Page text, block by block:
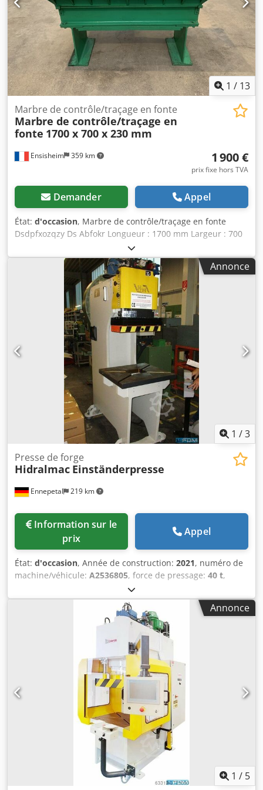
1 / 13
Ensisheim 359 km
Marbre de contrôle/traçage en fonte
Marbre de contrôle/traçage en
fonte 1700 x 700 x 230 mm
1 900 €
prix fixe hors TVA
Demander Appel
État: d'occasion, Marbre de contrôle/traçage en fonte
Dsdpfxozqzy Ds Abfokr Longueur : 1700 mm Largeur : 700
mm Epaisseur : 230 mm Hauteur sur pieds : 940 mm Poids
: 0,8 T
Annonce
1 /3
Ennepetal 219 km
Presse de forge
Hidralmac Einständerpresse
prix
Appel
État: d'occasion, Année de construction: 2021, numéro de
machine/véhicule: A2536805, force de pressage: 40 t,
Presse hydraulique à colonne unique Hidralmac – Presse à
forger de 40 tonnes – Course de 250 mm À vendre, une
presse hydraulique à colonne unique (châssis en C) du
fabricant Hidralmac, avec une force de pressage de 40
tonnes. La machine est conçue pour les processus de
forgeage, de formage et de pliage, et peut être fabriquée
sur mesure selon les besoins du client. Grâce à ses
vitesses réglables, son contrôle de position précis et ses
modes de fonctionnement flexibles, elle convient aussi
bien aux opérations de réglage manuelles qu’aux
processus automatisés. ===== Données techniques et
informations : Presse hydraulique à colonne unique –
40 tonnes ==== Informations générales - Fabricant :
Hidralmac - Modèle : Presse à colonne unique / Presse à
forger - Type de construction : Presse à châssis en C -
Force de pressage : 40 tonnes - Délai de fabrication :
environ 3 mois à compter de la réception du paiement
Annonce
1 / 5